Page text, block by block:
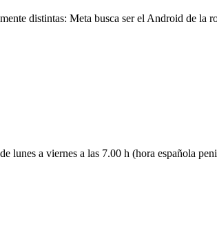
distintas: Meta busca ser el Android de
lunes a viernes a las 7.00 h (hora española